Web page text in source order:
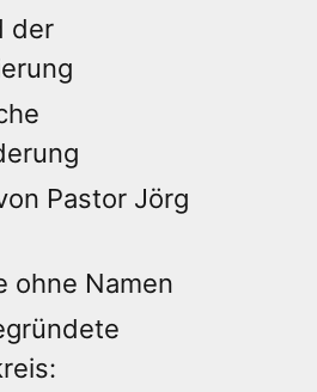
der
Pastor Jörg
ohne Namen